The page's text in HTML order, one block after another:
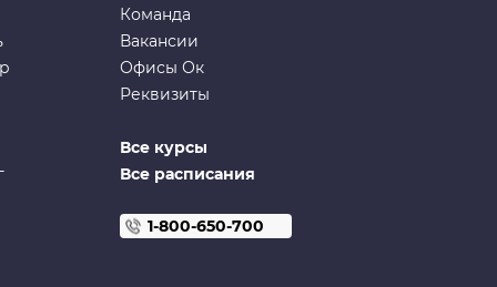
Команда
Вакансии
Офисы Ок
Реквизиты
Все курсы
Все расписания
1-800-650-700